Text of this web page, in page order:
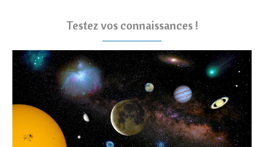
Testez vos connaissances !